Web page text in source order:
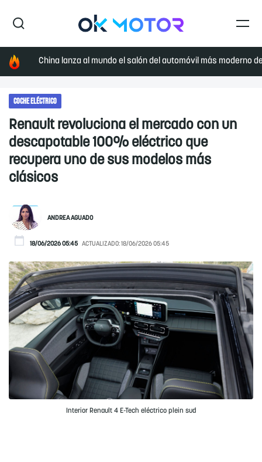
China lanza al mundo el salón del automóvil más moderno
COCHE ELÉCTRICO
Renault revoluciona el mercado con un
descapotable 100% eléctrico que
recupera uno de sus modelos más
clásicos
ANDREA AGUADO
18/06/2026 05:45 ACTUALIZADO:18/06/2026 05:45
Interior Renault 4 E-Tech eléctrico plein sud